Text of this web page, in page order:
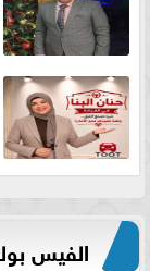
الفيس